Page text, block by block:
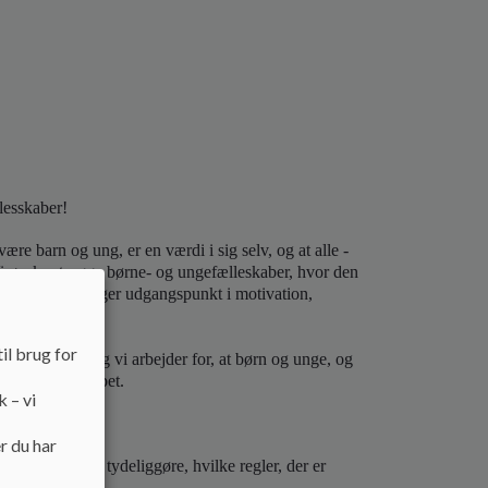
barn og ung, er en værdi i sig selv, og at alle -
trygge børne- og ungefælleskaber, hvor den
læring tager udgangspunkt i motivation,
de kan, og vi arbejder for, at børn og unge, og
det skal tydeliggøre, hvilke regler, der er
brug for
– vi
du har